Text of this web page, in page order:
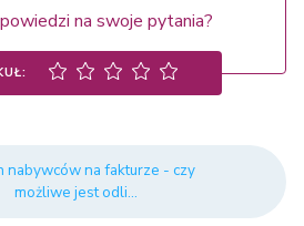
na swoje pytania?
nabywców na fakturze - czy
możliwe jest odli...